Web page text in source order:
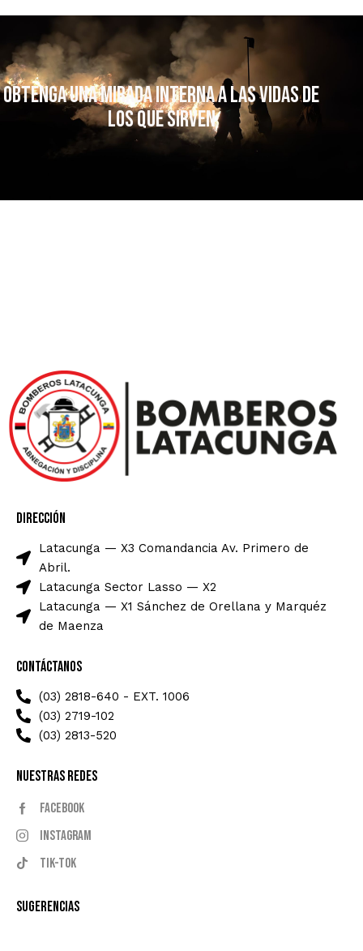
Obtenga una mirada interna a las vidasde
los que sirven
Dirección
Latacunga — X3 Comandancia Av. Primero de
Abril.
Latacunga Sector Lasso — X2
Latacunga — X1 Sánchez de Orellana y Marquéz
de Maenza
Contáctanos
(03) 2818-640 - EXT. 1006
(03) 2719-102
(03) 2813-520
Nuestras Redes
Facebook
Instagram
Tik-tok
Sugerencias